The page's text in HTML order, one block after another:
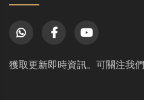
獲取更新即時資訊。可關注我